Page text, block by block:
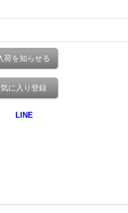
荷を知らせる
に入り登録